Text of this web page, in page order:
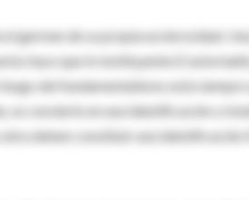
germen de su propia esclerosidad.
hace que lo instituyente
del fundamentalismo está siempre
se convierte en una identificación
deben constituir una identificación